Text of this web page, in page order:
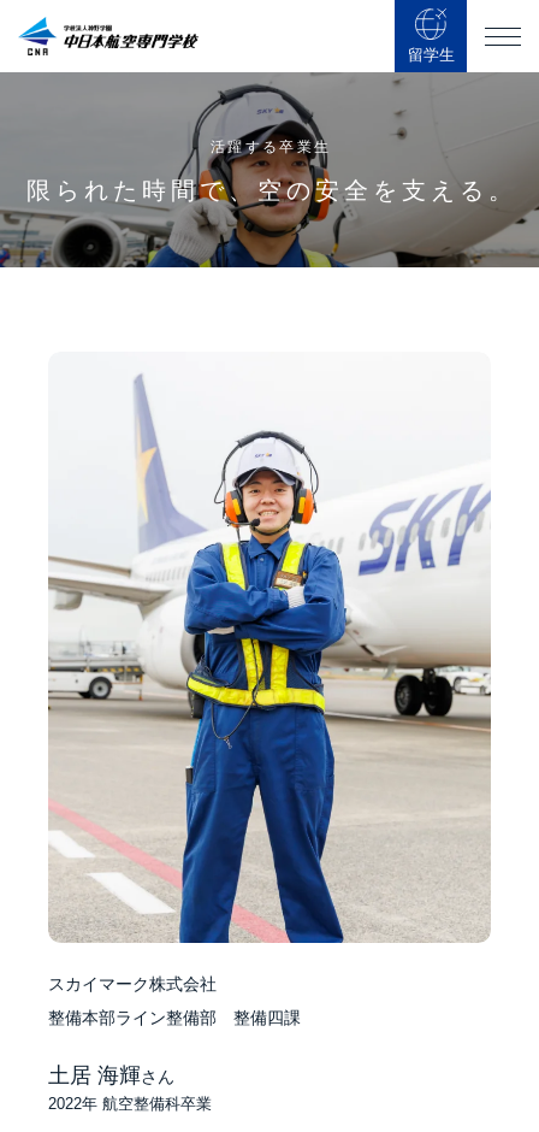
留学生
活躍する卒業生
限られた時間で、空の安全を支える。
スカイマーク株式会社
整備本部ライン整備部 整備四課
土居 海輝さん
2022年 航空整備科卒業